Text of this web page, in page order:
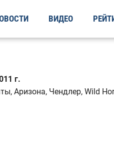
ВИДЕО
г.
Аризона, Чендлер, Wild